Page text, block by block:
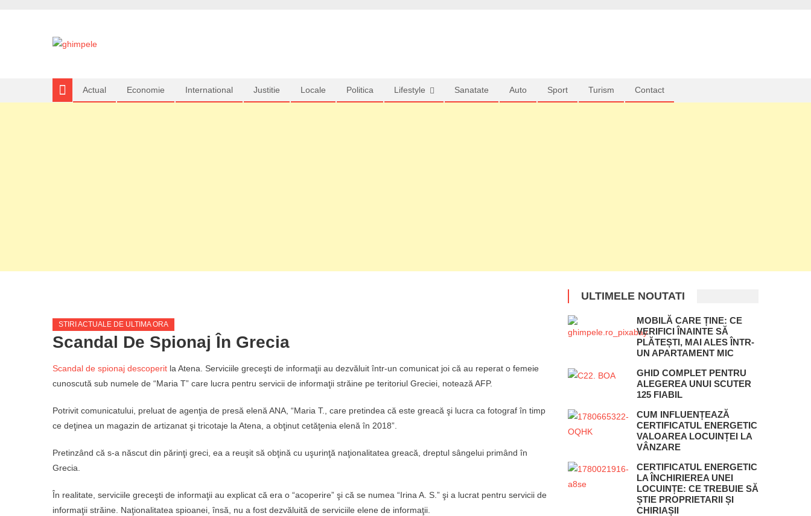
Actual Economie International Justitie Locale Politica Lifestyle Sanatate Auto Sport Turism Contact
STIRI ACTUALE DE ULTIMA ORA
Scandal De Spionaj În Grecia
Scandal de spionaj descoperit la Atena. Serviciile greceşti de informaţii au dezvăluit într-un comunicat joi că au reperat o femeie
cunoscută sub numele de “Maria T” care lucra pentru servicii de informaţii străine pe teritoriul Greciei, notează AFP.
Potrivit comunicatului, preluat de agenţia de presă elenă ANA, “Maria T., care pretindea că este greacă şi lucra ca fotograf în timp
ce deţinea un magazin de artizanat şi tricotaje la Atena, a obţinut cetăţenia elenă în 2018”.
Pretinzând că s-a născut din părinţi greci, ea a reuşit să obţină cu uşurinţă naţionalitatea greacă, dreptul sângelui primând în
Grecia.
În realitate, serviciile greceşti de informaţii au explicat că era o “acoperire” şi că se numea “Irina A. S.” şi a lucrat pentru servicii de
informaţii străine. Naţionalitatea spioanei, însă, nu a fost dezvăluită de serviciile elene de informaţii.
ULTIMELE NOUTATI
MOBILĂ CARE ȚINE: CE
VERIFICI ÎNAINTE SĂ
PLĂTEȘTI, MAI ALES ÎNTR-
UN APARTAMENT MIC
GHID COMPLET PENTRU
ALEGEREA UNUI SCUTER
125 FIABIL
CUM INFLUENȚEAZĂ
CERTIFICATUL ENERGETIC
VALOAREA LOCUINȚEI LA
VÂNZARE
CERTIFICATUL ENERGETIC
LA ÎNCHIRIEREA UNEI
LOCUINȚE: CE TREBUIE SĂ
ȘTIE PROPRIETARII ȘI
CHIRIAȘII